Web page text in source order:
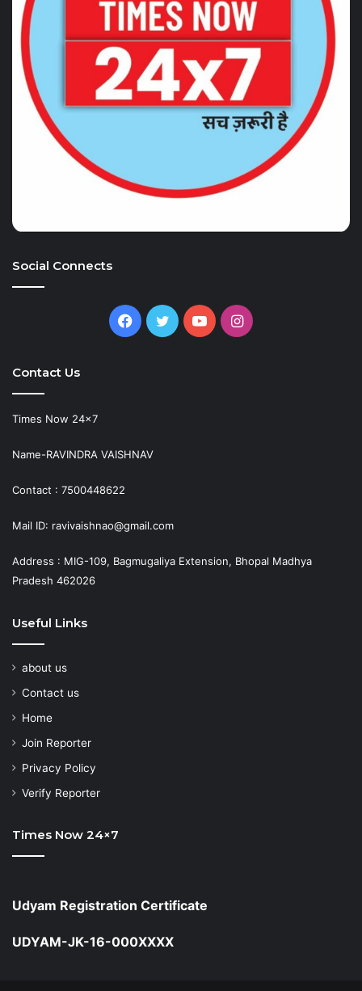
Social Connects
Facebook
TwitterYouTubeInstagram
Contact Us
Times Now 24×7
Name-RAVINDRA VAISHNAV
Contact : 7500448622
Mail ID: ravivaishnao@gmail.com
Address : MIG-109, Bagmugaliya Extension, Bhopal Madhya
Pradesh 462026
Useful Links
about us
Contact us
Home
Join Reporter
Privacy Policy
Verify Reporter
Times Now 24×7
Udyam Registration Certificate
UDYAM-JK-16-000XXXX